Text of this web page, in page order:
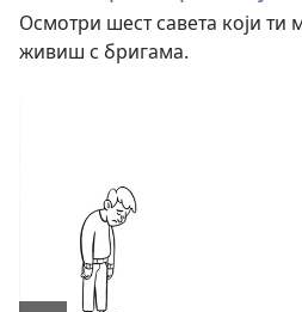
Осмотри шест савета који
живиш с бригама.